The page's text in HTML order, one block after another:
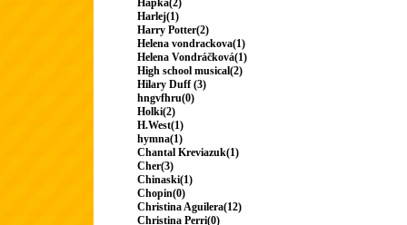
Hapka(2)
Harlej(1)
Harry Potter(2)
Helena vondrackova(1)
Helena Vondráčková(1)
High school musical(2)
Hilary Duff (3)
hngvfhru(0)
Holki(2)
H.West(1)
hymna(1)
Chantal Kreviazuk(1)
Cher(3)
Chinaski(1)
Chopin(0)
Christina Aguilera(12)
Christina Perri(0)